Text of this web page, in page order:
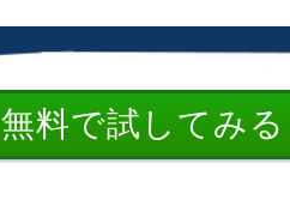
無料で試してみる